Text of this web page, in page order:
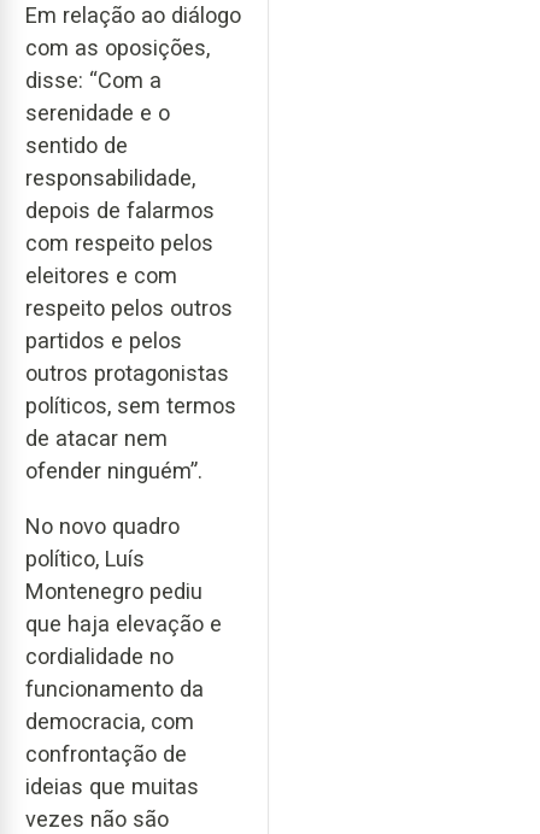
Em relação ao diálogo
com as oposições,
disse: “Com a
serenidade e o
sentido de
responsabilidade,
depois de falarmos
com respeito pelos
eleitores e com
respeito pelos outros
partidos e pelos
outros protagonistas
políticos, sem termos
de atacar nem
ofender ninguém”.
No novo quadro
político, Luís
Montenegro pediu
que haja elevação e
cordialidade no
funcionamento da
democracia, com
confrontação de
ideias que muitas
vezes não são